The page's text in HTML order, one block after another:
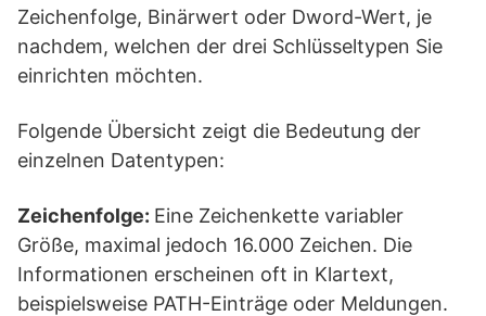
Zeichenfolge, Binärwert oder Dword-Wert, je
nachdem, welchen der drei Schlüsseltypen Sie
einrichten möchten.
Folgende Übersicht zeigt die Bedeutung der
einzelnen Datentypen:
Zeichenfolge: Eine Zeichenkette variabler
Größe, maximal jedoch 16.000 Zeichen. Die
Informationen erscheinen oft in Klartext,
beispielsweise PATH-Einträge oder Meldungen.